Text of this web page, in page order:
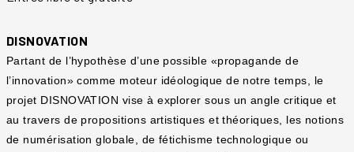
DISNOVATION
Partant de l’hypothèse d’une possible «propagande de
l’innovation» comme moteur idéologique de notre temps, le
projet DISNOVATION vise à explorer sous un angle critique et
au travers de propositions artistiques et théoriques, les notions
de numérisation globale, de fétichisme technologique ou